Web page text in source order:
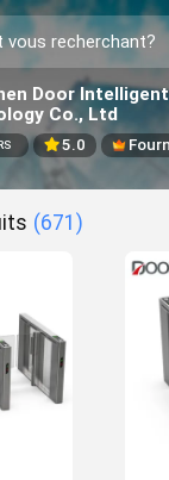
Door
Co., Ltd
5.0
(671)